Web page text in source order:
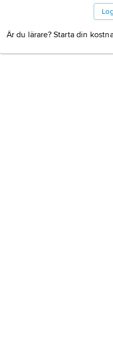
Är du lärare? Starta din